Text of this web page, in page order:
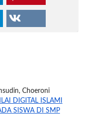
Choeroni
DIGITAL ISLAMI
SISWA DI SMP